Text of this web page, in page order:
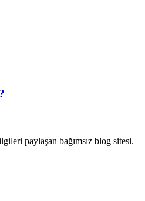
paylaşan bağımsız blog sitesi.